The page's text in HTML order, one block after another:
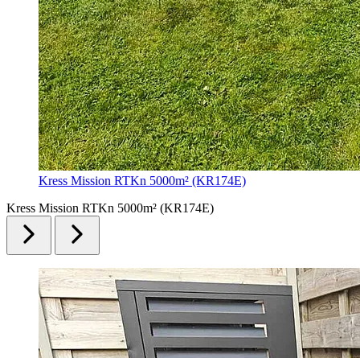
Kress Mission RTKn 5000m² (KR174E)
Kress Mission RTKn 5000m² (KR174E)